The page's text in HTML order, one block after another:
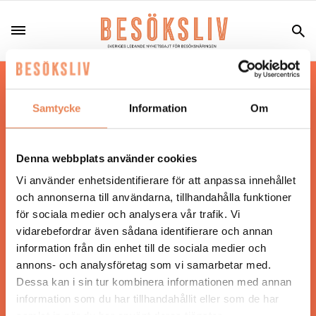
Samtycke Information Om
Denna webbplats använder cookies
Vi använder enhetsidentifierare för att anpassa innehållet
och annonserna till användarna, tillhandahålla funktioner
för sociala medier och analysera vår trafik. Vi
vidarebefordrar även sådana identifierare och annan
information från din enhet till de sociala medier och
annons- och analysföretag som vi samarbetar med.
Dessa kan i sin tur kombinera informationen med annan
information som du har tillhandahållit eller som de har
Hos oss läser du landets mest uppdaterade
nyheter och snackisar inom besöksnäringen.
Besöksliv i sin tryckta form är ett affärsmagasin
Tidningen ges ut avVisita
ANSVARIG UTGIVARE
Jonas Siljhammar
UPPHOVSRÄTT